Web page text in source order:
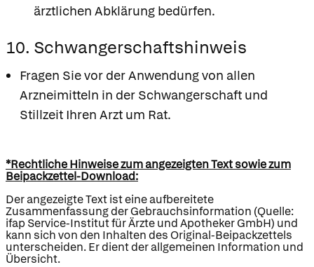
ärztlichen Abklärung bedürfen.
10. Schwangerschaftshinweis
Fragen Sie vor der Anwendung von allen
Arzneimitteln in der Schwangerschaft und
Stillzeit Ihren Arzt um Rat.
*Rechtliche Hinweise zum angezeigten Text sowie zum
Beipackzettel-Download:
Der angezeigte Text ist eine aufbereitete
Zusammenfassung der Gebrauchsinformation (Quelle:
ifap Service-Institut für Ärzte und Apotheker GmbH) und
kann sich von den Inhalten des Original-Beipackzettels
unterscheiden. Er dient der allgemeinen Information und
Übersicht.